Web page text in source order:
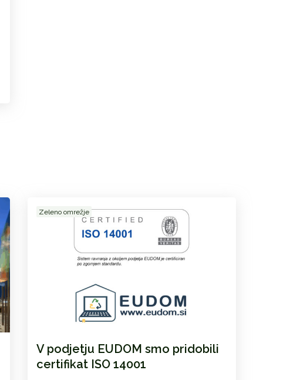
Zeleno omrežje
V podjetju EUDOM smo pridobili
certifikat ISO 14001